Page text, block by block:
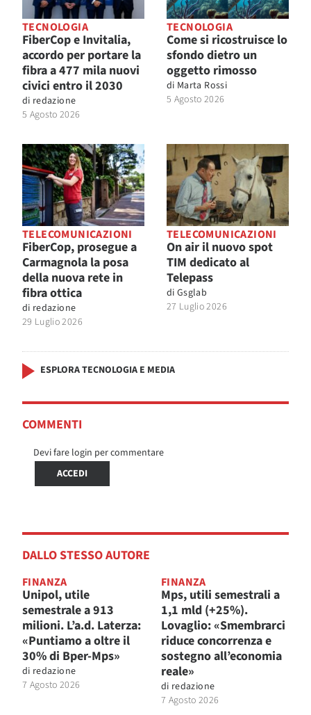
TECNOLOGIA
FiberCop e Invitalia,
accordo per portare la
fibra a 477 mila nuovi
civici entro il 2030
di redazione
5 Agosto 2026
TECNOLOGIA
Come si ricostruisce lo
sfondo dietro un
oggetto rimosso
di Marta Rossi
5 Agosto 2026
TELECOMUNICAZIONI
FiberCop, prosegue a
Carmagnola la posa
della nuova rete in
fibra ottica
di redazione
29 Luglio 2026
TELECOMUNICAZIONI
On air il nuovo spot
TIM dedicato al
Telepass
di Gsglab
27 Luglio 2026
ESPLORA TECNOLOGIA E MEDIA
COMMENTI
Devi fare login per commentare
ACCEDI
DALLO STESSO AUTORE
FINANZA
Unipol, utile
semestrale a 913
milioni. L’a.d. Laterza:
«Puntiamo a oltre il
30% di Bper-Mps»
di redazione
7 Agosto 2026
FINANZA
Mps, utili semestrali a
1,1 mld (+25%).
Lovaglio: «Smembrarci
riduce concorrenza e
sostegno all’economia
reale»
di redazione
7 Agosto 2026